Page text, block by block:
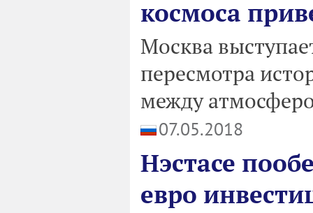
космоса
Москва
пересмотра
между
07.05.2018
Нэстасе
евро